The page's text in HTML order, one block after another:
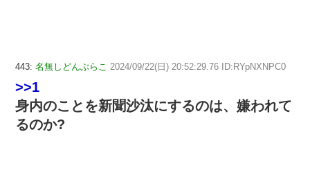
443: 名無しどんぶらこ 2024/09/22(日) 20:52:29.76 ID:RYpNXNPC0
>>1
身内のことを新聞沙汰にするのは、嫌われて
るのか?